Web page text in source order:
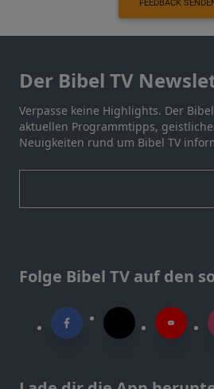
FEEDBACK
Der Bibel TV
Verpasse keine Highlights. Der
aktuellen Programmtipps,
Neuigkeiten rund um Bibel TV
Folge Bibel TV auf den